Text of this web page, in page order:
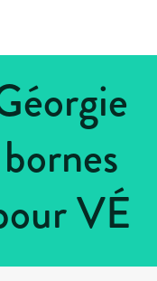
VÉ